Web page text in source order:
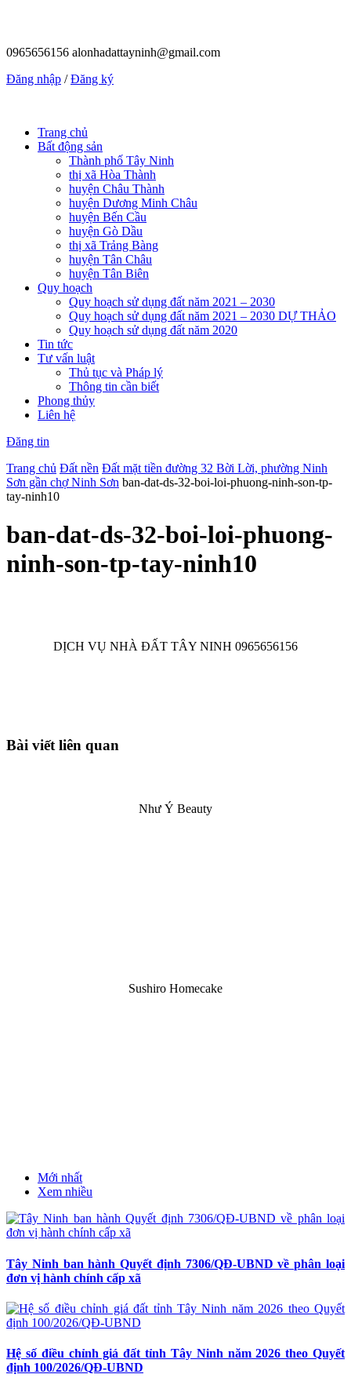
0965656156 alonhadattayninh@gmail.com
Đăng nhập /Đăng ký
Trang chủ
Bất động sản
Thành phố Tây Ninh
thị xã Hòa Thành
huyện Châu Thành
huyện Dương Minh Châu
huyện Bến Cầu
huyện Gò Dầu
thị xã Trảng Bàng
huyện Tân Châu
huyện Tân Biên
Quy hoạch
Quy hoạch sử dụng đất năm 2021 – 2030
Quy hoạch sử dụng đất năm 2021 – 2030 DỰ THẢO
Quy hoạch sử dụng đất năm 2020
Tin tức
Tư vấn luật
Thủ tục và Pháp lý
Thông tin cần biết
Phong thủy
Liên hệ
Đăng tin
Trang chủ Đất nền Đất mặt tiền đường 32 Bời Lời, phường Ninh
Sơn gần chợ Ninh Sơn ban-dat-ds-32-boi-loi-phuong-ninh-son-tp-
tay-ninh10
ban-dat-ds-32-boi-loi-phuong-
ninh-son-tp-tay-ninh10
DỊCH VỤ NHÀ ĐẤT TÂY NINH 0965656156
Bài viết liên quan
Như Ý Beauty
Sushiro Homecake
Mới nhất
Xem nhiều
Tây Ninh ban hành Quyết định 7306/QĐ-UBND về phân loại
đơn vị hành chính cấp xã
Hệ số điều chỉnh giá đất tỉnh Tây Ninh năm 2026 theo Quyết
định 100/2026/QĐ-UBND